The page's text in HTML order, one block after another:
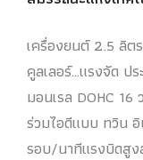
เครื่องยนต์ 2.5 ลิต
คูลเลอร์…แรงจัด ป
มอนเรล DOHC 16
ร่วมไอดีแบบ ทวิน
รอบ/นาทีแรงบิดสู